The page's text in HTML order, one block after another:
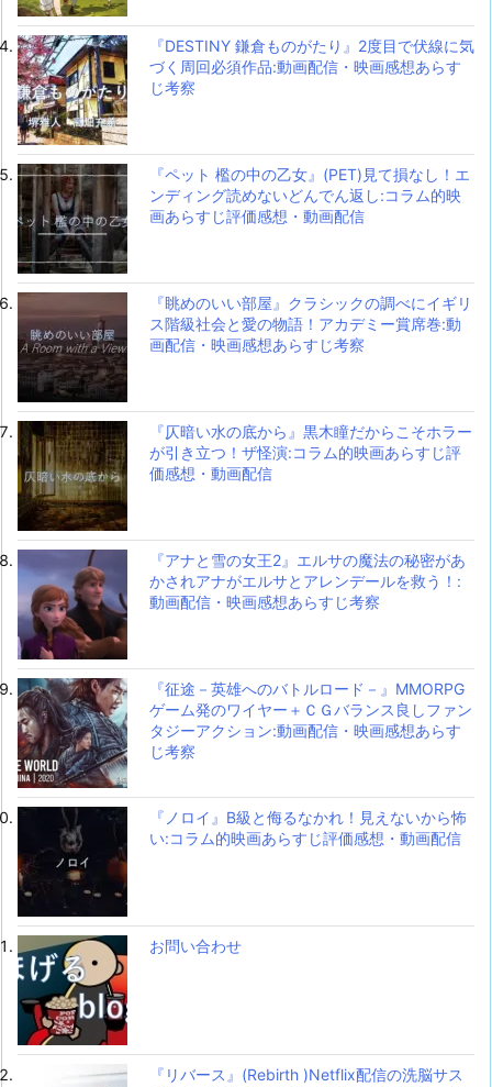
『DESTINY 鎌倉ものがたり』2度目で伏線に気
づく周回必須作品:動画配信・映画感想あらす
じ考察
『ペット 檻の中の乙女』(PET)見て損なし！エ
ンディング読めないどんでん返し:コラム的映
画あらすじ評価感想・動画配信
『眺めのいい部屋』クラシックの調べにイギリ
ス階級社会と愛の物語！アカデミー賞席巻:動
画配信・映画感想あらすじ考察
『仄暗い水の底から』黒木瞳だからこそホラー
が引き立つ！ザ怪演:コラム的映画あらすじ評
価感想・動画配信
『アナと雪の女王2』エルサの魔法の秘密があ
かされアナがエルサとアレンデールを救う！:
動画配信・映画感想あらすじ考察
『征途－英雄へのバトルロード－』MMORPG
ゲーム発のワイヤー＋ＣＧバランス良しファン
タジーアクション:動画配信・映画感想あらす
じ考察
『ノロイ』B級と侮るなかれ！見えないから怖
い:コラム的映画あらすじ評価感想・動画配信
お問い合わせ
『リバース』(Rebirth )Netflix配信の洗脳サス